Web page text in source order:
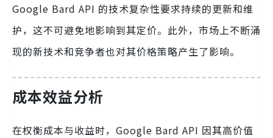
Google Bard API 的技术复杂性要求持续的更新和维
护，这不可避免地影响到其定价。此外，市场上不断涌
现的新技术和竞争者也对其价格策略产生了影响。
成本效益分析
在权衡成本与收益时，Google Bard API 因其高价值